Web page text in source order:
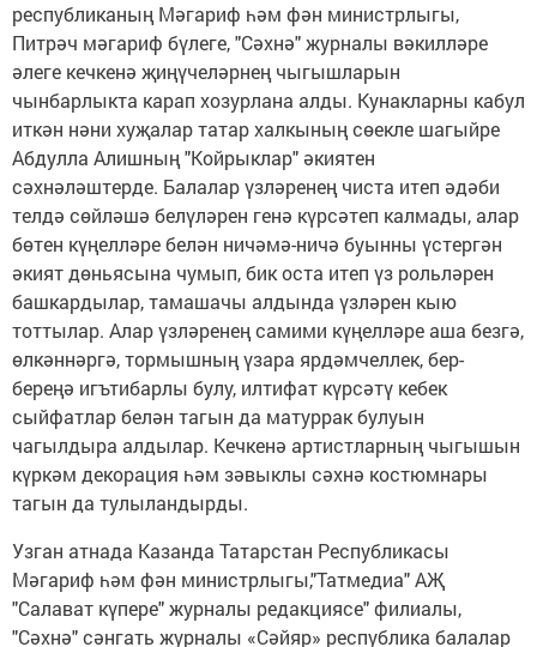
республиканың Мәгариф һәм фән министрлыгы,
Питрәч мәгариф бүлеге, "Сәхнә" журналы вәкилләре
әлеге кечкенә җиңүчеләрнең чыгышларын
чынбарлыкта карап хозурлана алды. Кунакларны кабул
иткән нәни хуҗалар татар халкының сөекле шагыйре
Абдулла Алишның "Койрыклар" әкиятен
сәхнәләштерде. Балалар үзләренең чиста итеп әдәби
телдә сөйләшә белүләрен генә күрсәтеп калмады, алар
бөтен күңелләре белән ничәмә-ничә буынны үстергән
әкият дөньясына чумып, бик оста итеп үз рольләрен
башкардылар, тамашачы алдында үзләрен кыю
тоттылар. Алар үзләренең самими күңелләре аша безгә,
өлкәннәргә, тормышның үзара ярдәмчеллек, бер-
береңә игътибарлы булу, илтифат күрсәтү кебек
сыйфатлар белән тагын да матуррак булуын
чагылдыра алдылар. Кечкенә артистларның чыгышын
күркәм декорация һәм зәвыклы сәхнә костюмнары
тагын да тулыландырды.
Узган атнада Казанда Татарстан Республикасы
Мәгариф һәм фән министрлыгы,"Татмедиа" АҖ
"Салават күпере" журналы редакциясе" филиалы,
"Сәхнә" сәнгать журналы «Сәйяр» республика балалар